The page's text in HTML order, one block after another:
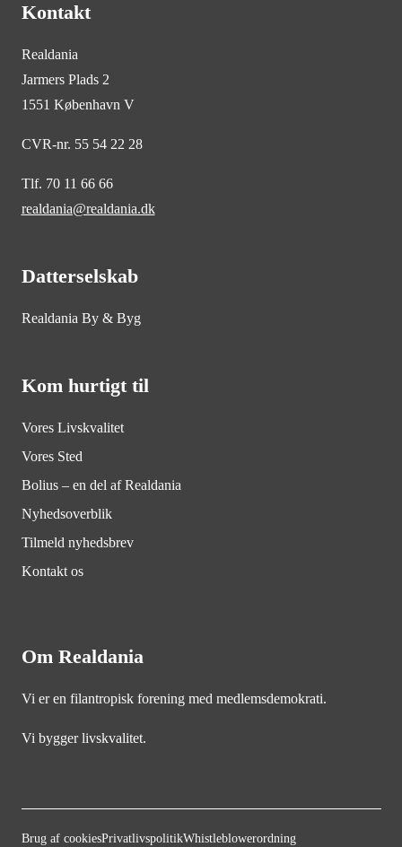
Kontakt
Realdania
Jarmers Plads 2
1551 København V
CVR-nr. 55 54 22 28
Tlf. 70 11 66 66
realdania@realdania.dk
Datterselskab
Realdania By & Byg
Kom hurtigt til
Vores Livskvalitet
Vores Sted
Bolius – en del af Realdania
Nyhedsoverblik
Tilmeld nyhedsbrev
Kontakt os
Om Realdania
Vi er en filantropisk forening med medlemsdemokrati.
Vi bygger livskvalitet.
Brug af cookiesPrivatlivspolitikWhistleblowerordning